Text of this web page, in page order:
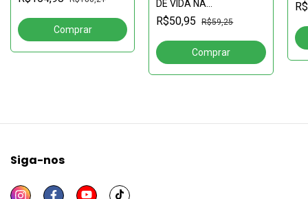
assistência e defesa
DE VIDA NA
LOGOTERAPIA
R$50,95 R$59,25
Siga-nos